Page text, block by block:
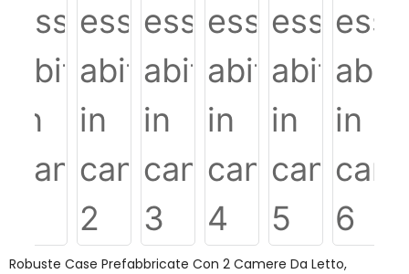
Robuste Case Prefabbricate Con 2 Camere Da Letto,